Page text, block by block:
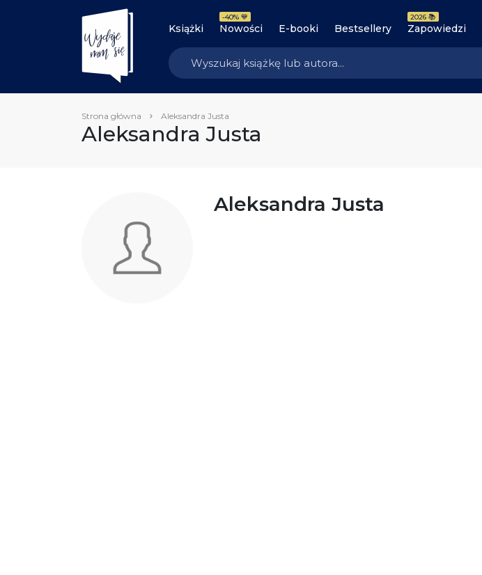
Książki Nowości
-40% 💙
E-booki Bestsellery Zapowiedzi
2026 📚
Strona główna Aleksandra Justa
Aleksandra Justa
Aleksandra Justa